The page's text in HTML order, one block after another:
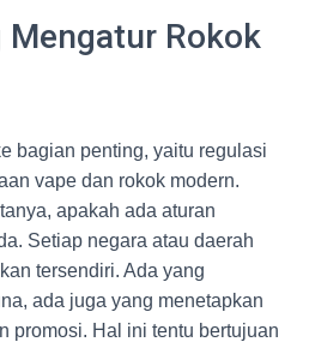
Mengatur Rokok
bagian penting, yaitu regulasi
vape dan rokok modern.
apakah ada aturan
Setiap negara atau daerah
tersendiri. Ada yang
ada juga yang menetapkan
promosi. Hal ini tentu bertujuan